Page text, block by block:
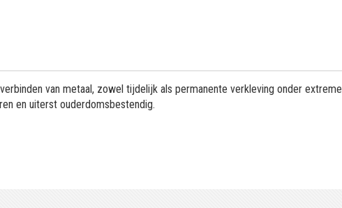
van metaal, zowel tijdelijk als permanente verkleving onder extreme
en uiterst ouderdomsbestendig.